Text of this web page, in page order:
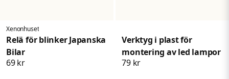
Xenonhuset
Relä för blinker Japanska
Bilar
69 kr
Verktyg i plast för
montering av led lampor
79 kr